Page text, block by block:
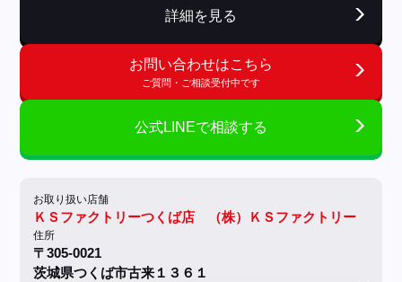
詳細を見る
お問い合わせはこちら
ご質問・ご相談受付中です
公式LINEで相談する
お取り扱い店舗
ＫＳファクトリーつくば店 （株）ＫＳファクトリー
住所
〒305-0021
茨城県つくば市古来１３６１